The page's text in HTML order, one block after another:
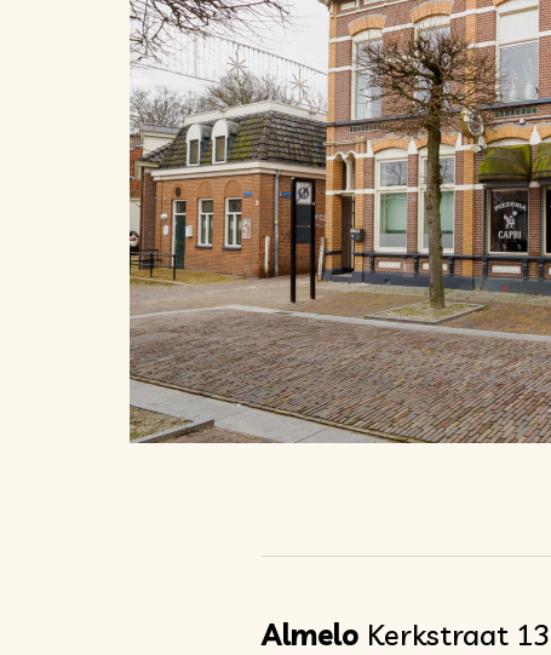
Almelo Kerkstraat 13